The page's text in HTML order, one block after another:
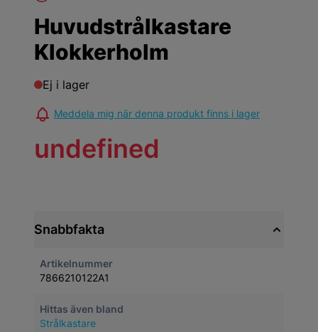
Huvudstrålkastare
Klokkerholm
Ej i lager
Meddela mig när denna produkt finns i lager
undefined
Snabbfakta
Artikelnummer
7866210122A1
Hittas även bland
Strålkastare